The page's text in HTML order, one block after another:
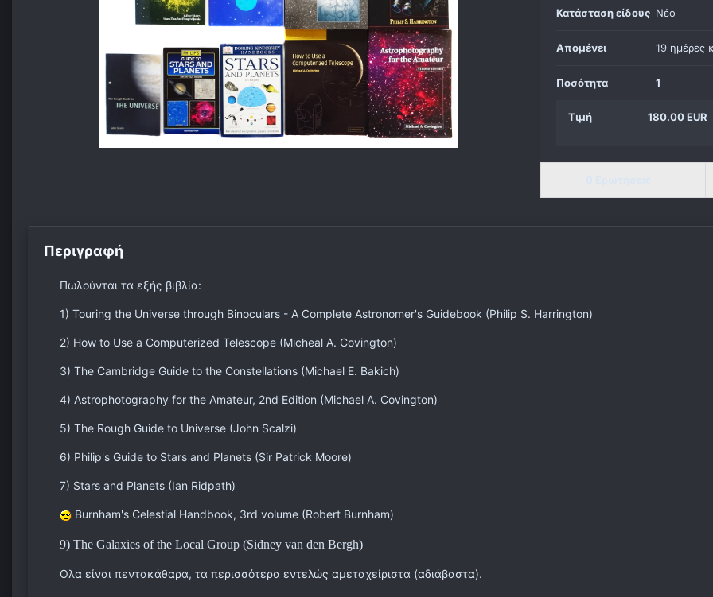
Κατάσταση είδους Νέο
Απομένει 19 ημέρες
Ποσότητα 1
Τιμή 180.00 EUR
Περιγραφή
Πωλούνται τα εξής βιβλία:
1) Touring the Universe through Binoculars - A Complete Astronomer's Guidebook (Philip S. Harrington)
2) How to Use a Computerized Telescope (Micheal A. Covington)
3) The Cambridge Guide to the Constellations (Michael E. Bakich)
4) Astrophotography for the Amateur, 2nd Edition (Michael A. Covington)
5) The Rough Guide to Universe (John Scalzi)
6) Philip's Guide to Stars and Planets (Sir Patrick Moore)
7) Stars and Planets (Ian Ridpath)
Burnham's Celestial Handbook, 3rd volume (Robert Burnham)
9) The Galaxies of the Local Group (Sidney van den Bergh)
Ολα είναι πεντακάθαρα, τα περισσότερα εντελώς αμεταχείριστα (αδιάβαστα).